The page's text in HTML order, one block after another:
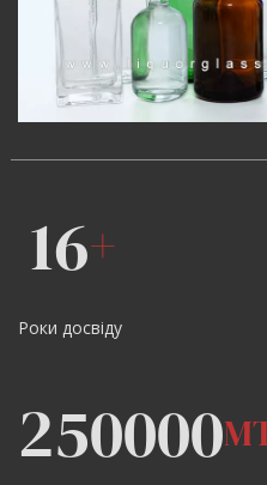
16+
Роки досвіду
250000